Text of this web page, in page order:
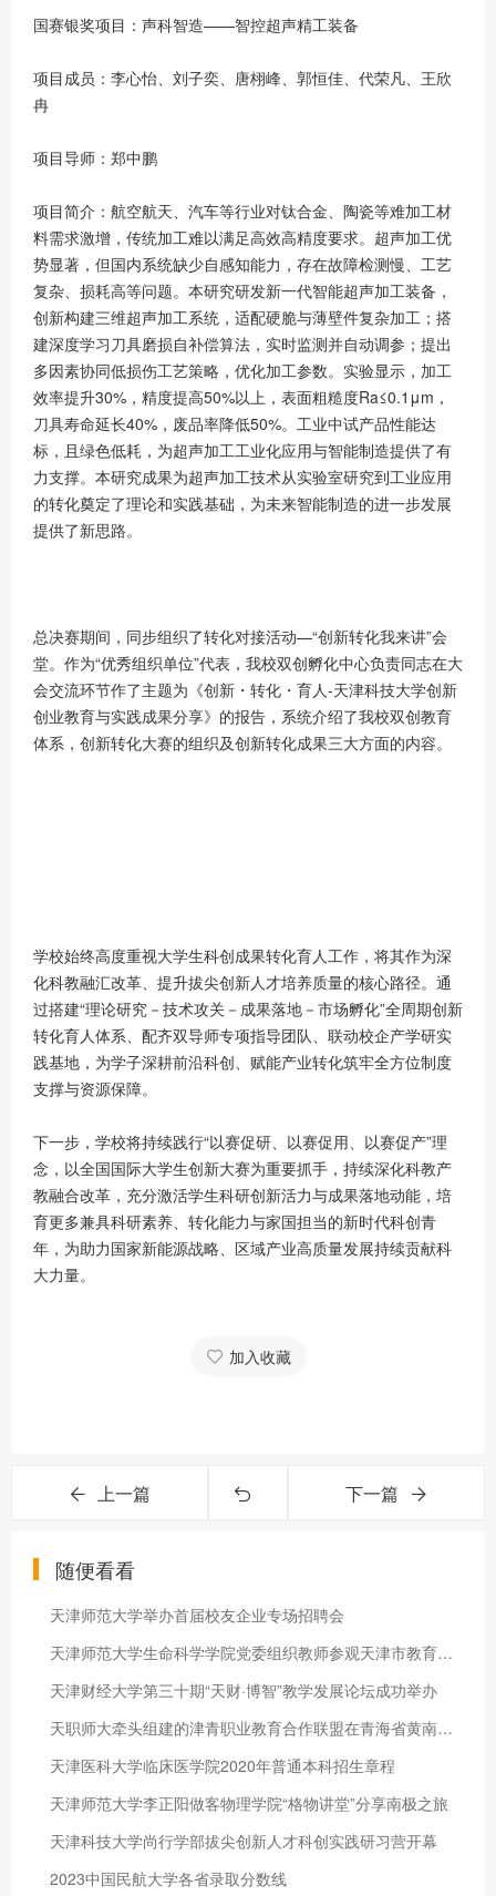
国赛银奖项目：声科智造——智控超声精工装备
项目成员：李心怡、刘子奕、唐栩峰、郭恒佳、代荣凡、王欣
冉
项目导师：郑中鹏
项目简介：航空航天、汽车等行业对钛合金、陶瓷等难加工材
料需求激增，传统加工难以满足高效高精度要求。超声加工优
势显著，但国内系统缺少自感知能力，存在故障检测慢、工艺
复杂、损耗高等问题。本研究研发新一代智能超声加工装备，
创新构建三维超声加工系统，适配硬脆与薄壁件复杂加工；搭
建深度学习刀具磨损自补偿算法，实时监测并自动调参；提出
多因素协同低损伤工艺策略，优化加工参数。实验显示，加工
效率提升30%，精度提高50%以上，表面粗糙度Ra≤0.1μm，
刀具寿命延长40%，废品率降低50%。工业中试产品性能达
标，且绿色低耗，为超声加工工业化应用与智能制造提供了有
力支撑。本研究成果为超声加工技术从实验室研究到工业应用
的转化奠定了理论和实践基础，为未来智能制造的进一步发展
提供了新思路。
总决赛期间，同步组织了转化对接活动—“创新转化我来讲”会
堂。作为“优秀组织单位”代表，我校双创孵化中心负责同志在大
会交流环节作了主题为《创新・转化・育人-天津科技大学创新
创业教育与实践成果分享》的报告，系统介绍了我校双创教育
体系，创新转化大赛的组织及创新转化成果三大方面的内容。
学校始终高度重视大学生科创成果转化育人工作，将其作为深
化科教融汇改革、提升拔尖创新人才培养质量的核心路径。通
过搭建“理论研究－技术攻关－成果落地－市场孵化”全周期创新
转化育人体系、配齐双导师专项指导团队、联动校企产学研实
践基地，为学子深耕前沿科创、赋能产业转化筑牢全方位制度
支撑与资源保障。
下一步，学校将持续践行“以赛促研、以赛促用、以赛促产”理
念，以全国国际大学生创新大赛为重要抓手，持续深化科教产
教融合改革，充分激活学生科研创新活力与成果落地动能，培
育更多兼具科研素养、转化能力与家国担当的新时代科创青
年，为助力国家新能源战略、区域产业高质量发展持续贡献科
大力量。
加入收藏
上一篇 下一篇
随便看看
天津师范大学举办首届校友企业专场招聘会
天津师范大学生命科学学院党委组织教师参观天津市教育家精神培育弘扬研究实践中心
天津财经大学第三十期“天财·博智”教学发展论坛成功举办
天职师大牵头组建的津青职业教育合作联盟在青海省黄南州成立
天津医科大学临床医学院2020年普通本科招生章程
天津师范大学李正阳做客物理学院“格物讲堂”分享南极之旅
天津科技大学尚行学部拔尖创新人才科创实践研习营开幕
2023中国民航大学各省录取分数线